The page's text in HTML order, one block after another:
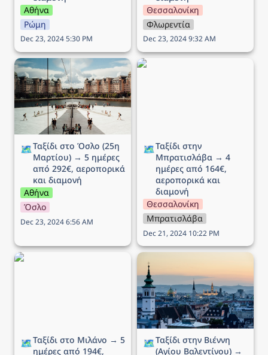
Αθήνα
Ρώμη
Dec 23, 2024 5:30 PM
Θεσσαλονίκη
Φλωρεντία
Dec 23, 2024 9:32 AM
Ταξίδι στο Όσλο (25η
Μαρτίου) → 5 ημέρες
από 292€, αεροπορικά
και διαμονή
🗺️Ταξίδι στο Όσλο (25η
Μαρτίου) → 5 ημέρες
από 292€, αεροπορικά
και διαμονή
Αθήνα
Όσλο
Dec 23, 2024 6:56 AM
Ταξίδι στην Μπρατισλάβα
🗺️Ταξίδι στην
Μπρατισλάβα → 4
ημέρες από 164€,
αεροπορικά και
διαμονή
Θεσσαλονίκη
Μπρατισλάβα
Dec 21, 2024 10:22 PM
Ταξίδι στο Μιλάνο → 5
🗺️Ταξίδι στο Μιλάνο → 5
ημέρες από 194€,
Ταξίδι στην Βιέννη (Αγίου
Βαλεντίνου) → 5 ημέρες
από 172€, αεροπορικά
και διαμονή
🗺️Ταξίδι στην Βιέννη
(Αγίου Βαλεντίνου) →